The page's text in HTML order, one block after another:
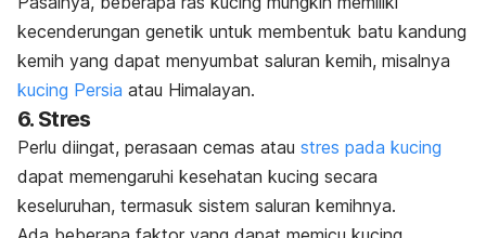
kecenderungan genetik untuk membentuk batu kandung
kemih yang dapat menyumbat saluran kemih, misalnya
kucing Persia atau Himalayan.
6. Stres
Perlu diingat, perasaan cemas atau stres pada kucing
dapat memengaruhi kesehatan kucing secara
keseluruhan, termasuk sistem saluran kemihnya.